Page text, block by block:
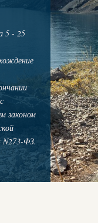
5 - 25
законом
N273-ФЗ.